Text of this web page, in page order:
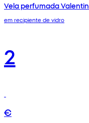
Vela perfumada
em recipiente de vidro
2
€